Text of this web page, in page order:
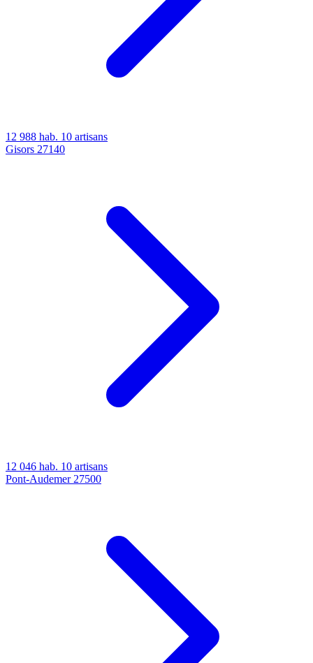
12 988 hab. 10 artisans
Gisors 27140
12 046 hab. 10 artisans
Pont-Audemer 27500